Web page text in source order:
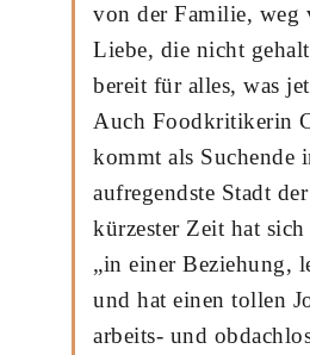
von der Familie, weg
Liebe, die nicht
bereit für alles, was
Auch Foodkritikerin
kommt als Suchende
aufregendste Stadt
kürzester Zeit hat
„in einer Beziehung,
und hat einen tollen
arbeits- und